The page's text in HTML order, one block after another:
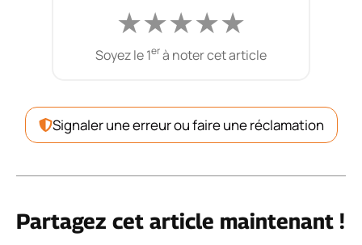
★★★★★
Soyez le 1erà noter cet article
Signaler une erreur ou faire une réclamation
Partagez cet article maintenant !